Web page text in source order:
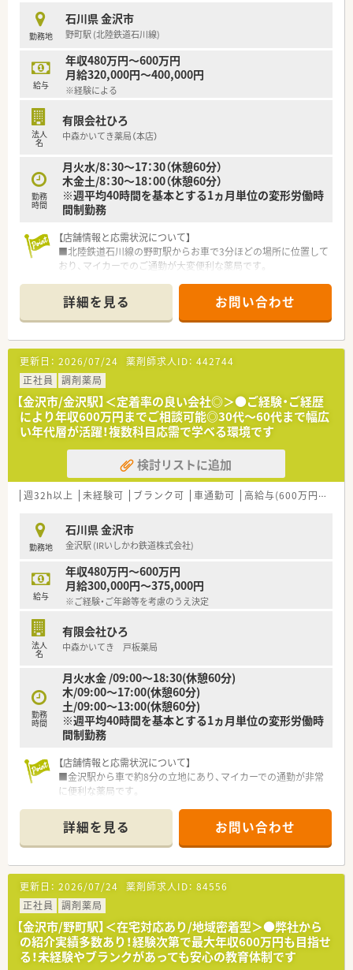
勤務地
石川県 金沢市
野町駅 (北陸鉄道石川線)
給与
年収480万円～600万円
月給320,000円～400,000円
※経験による
法人
名
有限会社ひろ
中森かいてき薬局（本店）
勤務
時間
月火水/8：30～17：30（休憩60分）
木金土/8：30～18：00（休憩60分）
※週平均40時間を基本とする1ヵ月単位の変形労働時
間制勤務
【店舗情報と応需状況について】
■北陸鉄道石川線の野町駅からお車で3分ほどの場所に位置して
おり、マイカーでのご通勤が大変便利な薬局です。
40~50枚程度と落ち着いて業務に取り組める環境です。
■薬剤師は常勤2名とパート2名の計4名体制で、事務スタッフも
4名在籍しており、協力体制が整っています。
【募集背景と求める人物像について】
■今回は、将来的に店舗の運営を担っていただく次世代の店舗責
任者候補としてご活躍いただける方の募集です。
■これまでのご経験を活かし、患者様一人ひとりと向き合いなが
ら、より良い薬局づくりに貢献したい方を求めています。
■薬剤師として今後どのように成長していきたいかというビジ
ョンをお持ちで、向上心のある方を歓迎いたします。
【法人特徴について】
■石川県内に9店舗の調剤薬局を展開するほか、有料老人ホーム
やデイサービスなど介護事業も運営しています。
した医療サービスの提供を大切にしています。
■患者様に快適に過ごしていただくための環境づくりを重視し、
畳コーナーやキッズコーナーなどを設置しています。
【想定されるモデル年収】
■30歳で調剤経験をお持ちの方の場合、年収500万円程度がひと
つの目安となり、安定した収入が見込めます。
ける年収額を提示していただける方針です。
■毎年1回の昇給や年2回の賞与があり、日々の頑張りが給与に
詳細を見る お問い合わせ
更新日： 2026/07/24 薬剤師求人ID： 442744
正社員
調剤薬局
【金沢市/金沢駅】＜定着率の良い会社◎＞●ご経験・ご経歴
により年収600万円までご相談可能◎30代～60代まで幅広
い年代層が活躍！複数科目応需で学べる環境です
検討リストに追加
週32h以上 未経験可 ブランク可 車通勤可 高給与(600万円以上)
勤務地
石川県 金沢市
金沢駅 (IRいしかわ鉄道株式会社)
給与
年収480万円～600万円
月給300,000円～375,000円
※ご経験・ご年齢等を考慮のうえ決定
法人
名
有限会社ひろ
中森かいてき 戸板薬局
勤務
時間
月火水金 /09:00～18:30(休憩60分)
木/09:00～17:00(休憩60分)
土/09:00～13:00(休憩60分)
※週平均40時間を基本とする1ヵ月単位の変形労働時
間制勤務
【店舗情報と応需状況について】
■金沢駅から車で約8分の立地にあり、マイカーでの通勤が非常
に便利な薬局です。
処方箋に対応します。
■薬剤師は正社員3名、パート1名の体制で、常に協力しながら業
務を進めています。
【法人特徴について】
■石川県内にて11店舗の調剤薬局を運営し、地域医療に深く貢
献している法人です。
■調剤事業に加えて介護事業も展開しており、非常に安定した経
営基盤を誇ります。
■患者様が快適に過ごせるよう、キッズコーナーを設けるなど店
舗ごとに工夫を凝らしています。
詳細を見る お問い合わせ
更新日： 2026/07/24 薬剤師求人ID： 84556
正社員
調剤薬局
【金沢市/野町駅】＜在宅対応あり/地域密着型＞●弊社から
の紹介実績多数あり！経験次第で最大年収600万円も目指せ
る！未経験やブランクがあっても安心の教育体制です